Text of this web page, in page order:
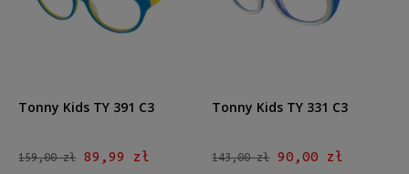
Dostępny tylko w salonie
Cena
Tonny Kids TY 391 C3
159,00 zł 89,99 zł
Tonny Kids TY 331 C3
143,00 zł 90,00 zł